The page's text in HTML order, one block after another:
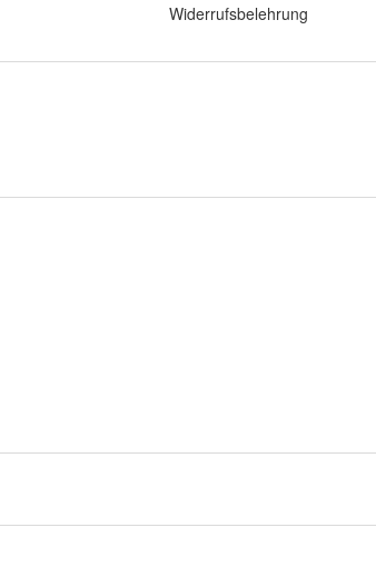
Widerrufsbelehrung